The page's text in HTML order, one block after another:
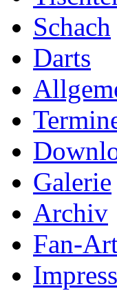
Schach
Darts
Galerie
Archiv
Fan-